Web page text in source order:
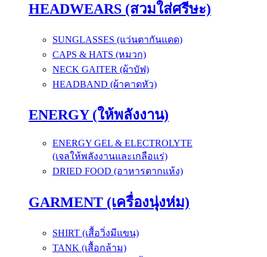
HEADWEARS (สวมใส่ศรีษะ)
SUNGLASSES (แว่นตากันแดด)
CAPS & HATS (หมวก)
NECK GAITER (ผ้าบัฟ)
HEADBAND (ผ้าคาดหัว)
ENERGY (ให้พลังงาน)
ENERGY GEL & ELECTROLYTE
(เจลให้พลังงานและเกลือแร่)
DRIED FOOD (อาหารตากแห้ง)
GARMENT (เครื่องนุ่งห่ม)
SHIRT (เสื้อวิ่งมีแขน)
TANK (เสื้อกล้าม)